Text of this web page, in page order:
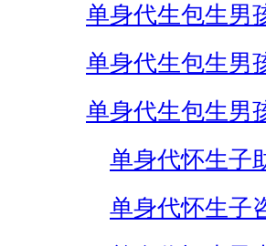
单身代生包生男
单身代生包生男
单身代生包生男
单身代怀生子
单身代怀生子